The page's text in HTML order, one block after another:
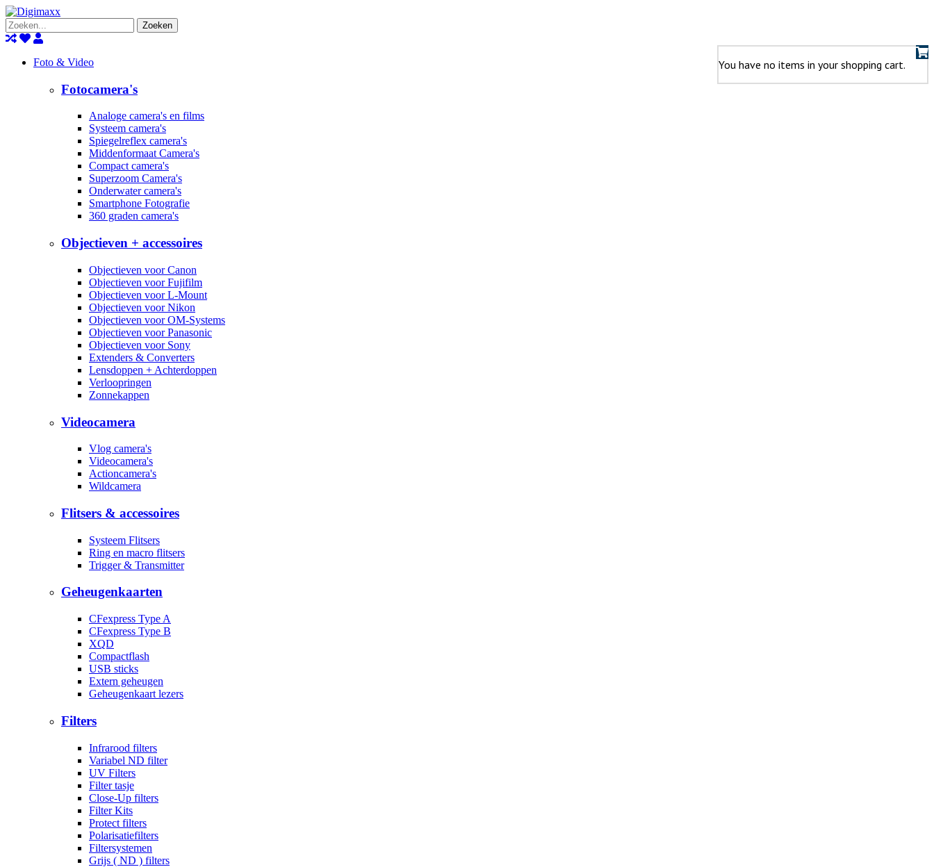
Zoeken
You have no items in your shopping cart.
Foto & Video
Fotocamera's
Analoge camera's en films
Systeem camera's
Spiegelreflex camera's
Middenformaat Camera's
Compact camera's
Superzoom Camera's
Onderwater camera's
Smartphone Fotografie
360 graden camera's
Objectieven + accessoires
Objectieven voor Canon
Objectieven voor Fujifilm
Objectieven voor L-Mount
Objectieven voor Nikon
Objectieven voor OM-Systems
Objectieven voor Panasonic
Objectieven voor Sony
Extenders & Converters
Lensdoppen + Achterdoppen
Verloopringen
Zonnekappen
Videocamera
Vlog camera's
Videocamera's
Actioncamera's
Wildcamera
Flitsers & accessoires
Systeem Flitsers
Ring en macro flitsers
Trigger & Transmitter
Geheugenkaarten
CFexpress Type A
CFexpress Type B
XQD
Compactflash
USB sticks
Extern geheugen
Geheugenkaart lezers
Filters
Infrarood filters
Variabel ND filter
UV Filters
Filter tasje
Close-Up filters
Filter Kits
Protect filters
Polarisatiefilters
Filtersystemen
Grijs ( ND ) filters